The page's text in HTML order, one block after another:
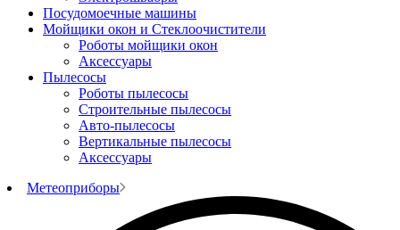
Посудомоечные машины
Мойщики окон и Стеклоочистители
Роботы мойщики окон
Аксессуары
Пылесосы
Роботы пылесосы
Строительные пылесосы
Авто-пылесосы
Вертикальные пылесосы
Аксессуары
Метеоприборы